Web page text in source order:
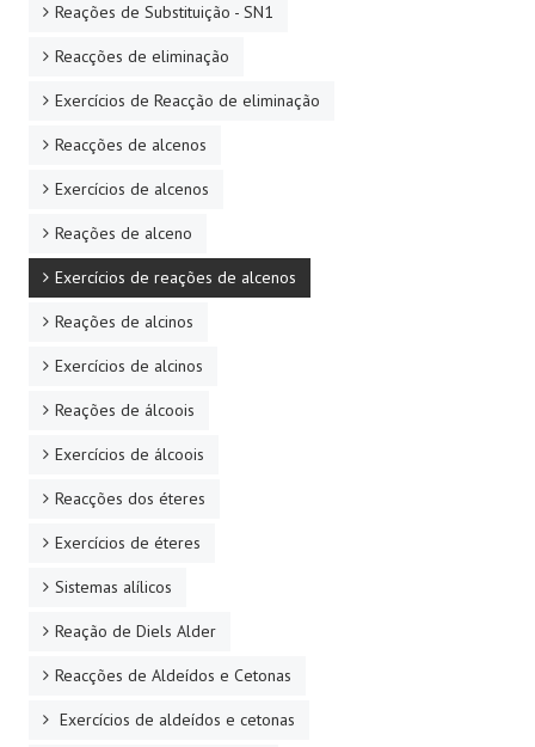
Reações de Substituição - SN1
Reacções de eliminação
Exercícios de Reacção de eliminação
Reacções de alcenos
Exercícios de alcenos
Reações de alceno
Exercícios de reações de alcenos
Reações de alcinos
Exercícios de alcinos
Reações de álcoois
Exercícios de álcoois
Reacções dos éteres
Exercícios de éteres
Sistemas alílicos
Reação de Diels Alder
Reacções de Aldeídos e Cetonas
Exercícios de aldeídos e cetonas